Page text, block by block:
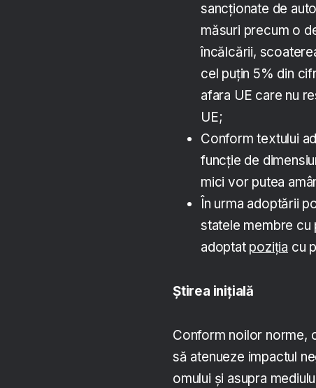
sancționate de
măsuri precum o
încălcării,
cel puțin 5% din
afara UE care nu
UE;
Conform textului
funcție de
mici vor putea
În urma adoptării
statele membre cu
adoptat poziția cu
Știrea inițială
Conform noilor norme,
să atenueze impactul
omului și asupra